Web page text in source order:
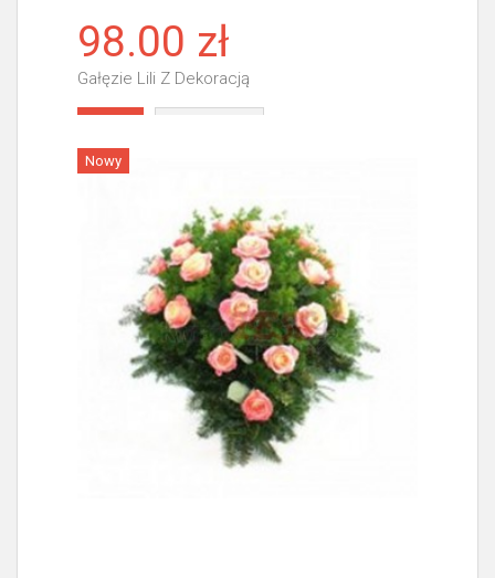
98.00 zł
Gałęzie Lili Z Dekoracją
Nowy